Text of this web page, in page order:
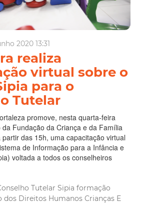
2020 13:31
realiza
virtual sobre o
para o
Tutelar
promove, nesta quarta-feira
Fundação da Criança e da Família
das 15h, uma capacitação virtual
de Informação para a Infância e
voltada a todos os conselheiros
Tutelar Sipia formação
dos Direitos Humanos Crianças E